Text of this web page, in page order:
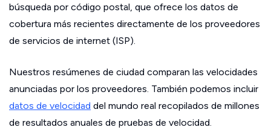
búsqueda por código postal, que ofrece los datos de
cobertura más recientes directamente de los proveedores
de servicios de internet (ISP).
Nuestros resúmenes de ciudad comparan las velocidades
anunciadas por los proveedores. También podemos incluir
datos de velocidad del mundo real recopilados de millones
de resultados anuales de pruebas de velocidad.